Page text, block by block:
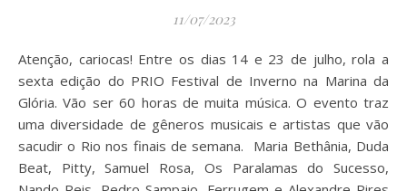
11/07/2023
Atenção, cariocas! Entre os dias 14 e 23 de julho, rola a
sexta edição do PRIO Festival de Inverno na Marina da
Glória. Vão ser 60 horas de muita música. O evento traz
uma diversidade de gêneros musicais e artistas que vão
sacudir o Rio nos finais de semana. Maria Bethânia, Duda
Beat, Pitty, Samuel Rosa, Os Paralamas do Sucesso,